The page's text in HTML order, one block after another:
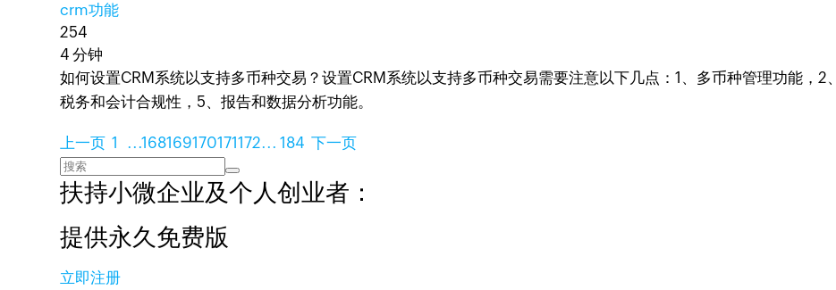
crm功能
254
4 分钟
如何设置CRM系统以支持多币种交易？设置CRM系统以支持多币种交易需要注意以下几点：1、多币种管理功能，2
税务和会计合规性，5、报告和数据分析功能。
上一页1 ...168169170171172... 184 下一页
扶持小微企业及个人创业者：
提供永久免费版
立即注册